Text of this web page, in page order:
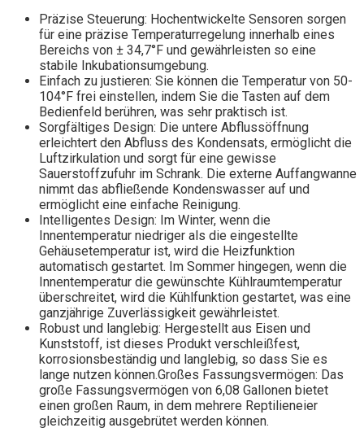
Präzise Steuerung: Hochentwickelte Sensoren sorgen
für eine präzise Temperaturregelung innerhalb eines
Bereichs von ± 34,7°F und gewährleisten so eine
stabile Inkubationsumgebung.
Einfach zu justieren: Sie können die Temperatur von 50-
104°F frei einstellen, indem Sie die Tasten auf dem
Bedienfeld berühren, was sehr praktisch ist.
Sorgfältiges Design: Die untere Abflussöffnung
erleichtert den Abfluss des Kondensats, ermöglicht die
Luftzirkulation und sorgt für eine gewisse
Sauerstoffzufuhr im Schrank. Die externe Auffangwanne
nimmt das abfließende Kondenswasser auf und
ermöglicht eine einfache Reinigung.
Intelligentes Design: Im Winter, wenn die
Innentemperatur niedriger als die eingestellte
Gehäusetemperatur ist, wird die Heizfunktion
automatisch gestartet. Im Sommer hingegen, wenn die
Innentemperatur die gewünschte Kühlraumtemperatur
überschreitet, wird die Kühlfunktion gestartet, was eine
ganzjährige Zuverlässigkeit gewährleistet.
Robust und langlebig: Hergestellt aus Eisen und
Kunststoff, ist dieses Produkt verschleißfest,
korrosionsbeständig und langlebig, so dass Sie es
lange nutzen können.Großes Fassungsvermögen: Das
große Fassungsvermögen von 6,08 Gallonen bietet
einen großen Raum, in dem mehrere Reptilieneier
gleichzeitig ausgebrütet werden können.